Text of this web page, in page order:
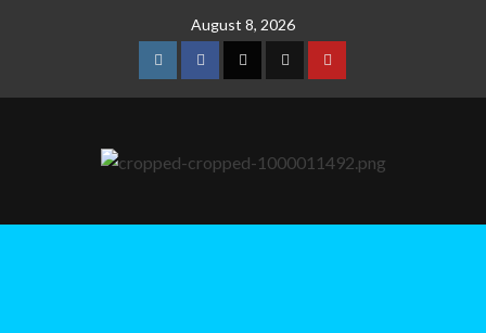
August 8, 2026